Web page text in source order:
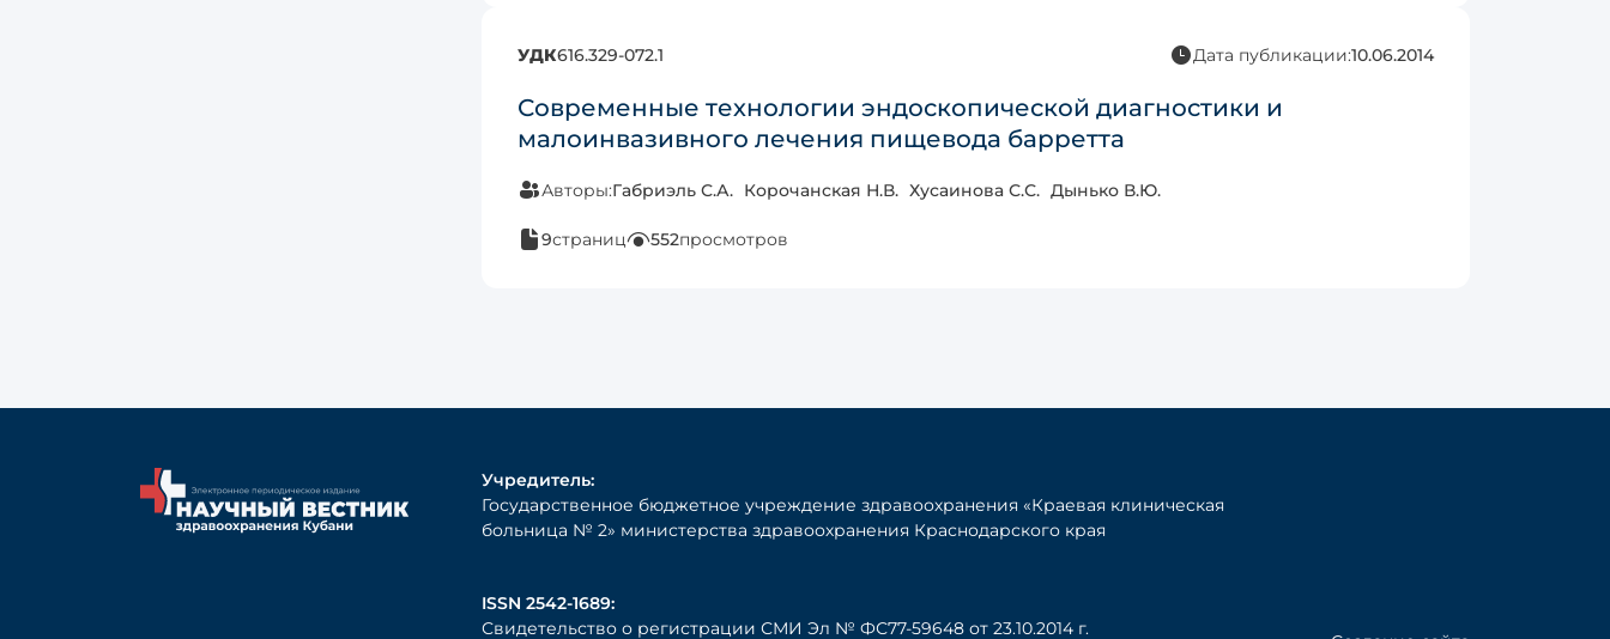
УДК616.329-072.1 Дата публикации:10.06.2014
Современные технологии эндоскопической диагностики и
малоинвазивного лечения пищевода барретта
Авторы:Габриэль С.А. Корочанская Н.В. Хусаинова С.С. Дынько В.Ю.
9страниц 552просмотров
Учредитель:
Государственное бюджетное учреждение здравоохранения «Краевая клиническая
больница № 2» министерства здравоохранения Краснодарского края
ISSN 2542-1689:
Свидетельство о регистрации СМИ Эл № ФС77-59648 от 23.10.2014 г.